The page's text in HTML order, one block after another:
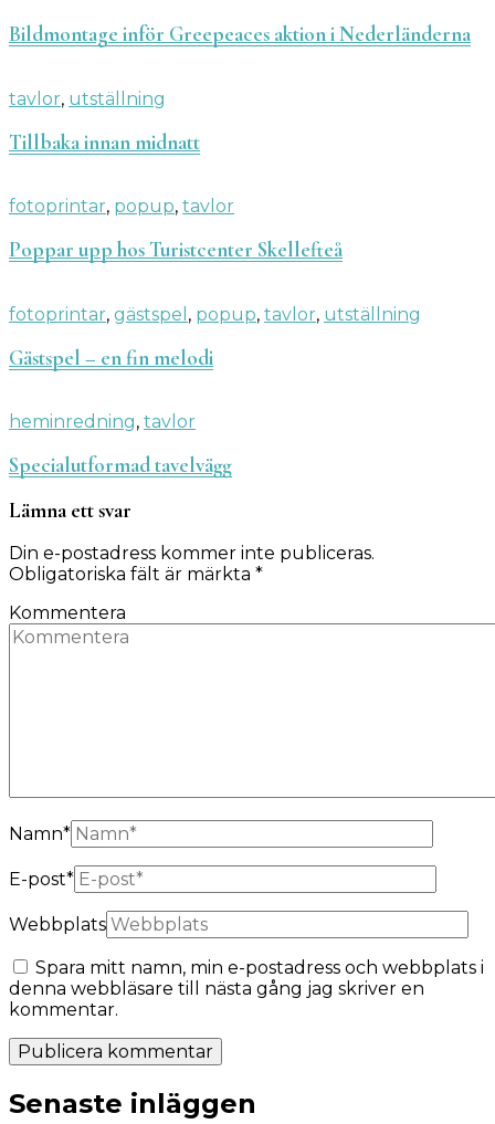
Bildmontage inför Greepeaces aktion i Nederländerna
tavlor, utställning
Tillbaka innan midnatt
fotoprintar, popup, tavlor
Poppar upp hos Turistcenter Skellefteå
fotoprintar, gästspel , popup, tavlor, utställning
Gästspel – en fin melodi
heminredning, tavlor
Specialutformad tavelvägg
Lämna ett svar
Din e-postadress kommer inte publiceras.
Obligatoriska fält är märkta *
Kommentera
Namn*
E-post*
Webbplats
Spara mitt namn, min e-postadress och webbplats i
denna webbläsare till nästa gång jag skriver en
kommentar.
Senaste inläggen